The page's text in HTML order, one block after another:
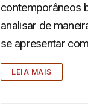
contemporâneos
analisar de
se apresentar
LEIA MAIS